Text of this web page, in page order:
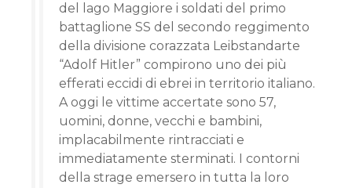
del lago Maggiore i soldati del primo
battaglione SS del secondo reggimento
della divisione corazzata Leibstandarte
“Adolf Hitler” compirono uno dei più
efferati eccidi di ebrei in territorio italiano.
A oggi le vittime accertate sono 57,
uomini, donne, vecchi e bambini,
implacabilmente rintracciati e
immediatamente sterminati. I contorni
della strage emersero in tutta la loro